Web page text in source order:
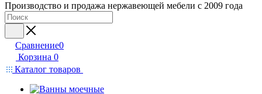
Производство и продажа нержавеющей мебели с 2009 года
Сравнение0
Корзина 0
Каталог товаров